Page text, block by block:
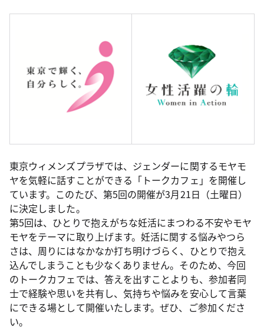
東京ウィメンズプラザでは、ジェンダーに関するモヤモ
ヤを気軽に話すことができる「トークカフェ」を開催し
ています。このたび、第5回の開催が3月21日（土曜日）
に決定しました。
第5回は、ひとりで抱えがちな妊活にまつわる不安やモヤ
モヤをテーマに取り上げます。妊活に関する悩みやつら
さは、周りにはなかなか打ち明けづらく、ひとりで抱え
込んでしまうことも少なくありません。そのため、今回
のトークカフェでは、答えを出すことよりも、参加者同
士で経験や思いを共有し、気持ちや悩みを安心して言葉
にできる場として開催いたします。ぜひ、ご参加くださ
い。